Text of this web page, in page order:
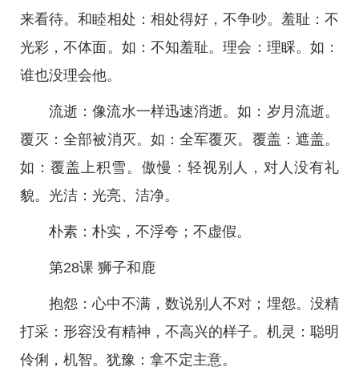
来看待。和睦相处：相处得好，不争吵。羞耻：不
光彩，不体面。如：不知羞耻。理会：理睬。如：
谁也没理会他。
流逝：像流水一样迅速消逝。如：岁月流逝。
覆灭：全部被消灭。如：全军覆灭。覆盖：遮盖。
如：覆盖上积雪。傲慢：轻视别人，对人没有礼
貌。光洁：光亮、洁净。
朴素：朴实，不浮夸；不虚假。
第28课 狮子和鹿
抱怨：心中不满，数说别人不对；埋怨。没精
打采：形容没有精神，不高兴的样子。机灵：聪明
伶俐，机智。犹豫：拿不定主意。